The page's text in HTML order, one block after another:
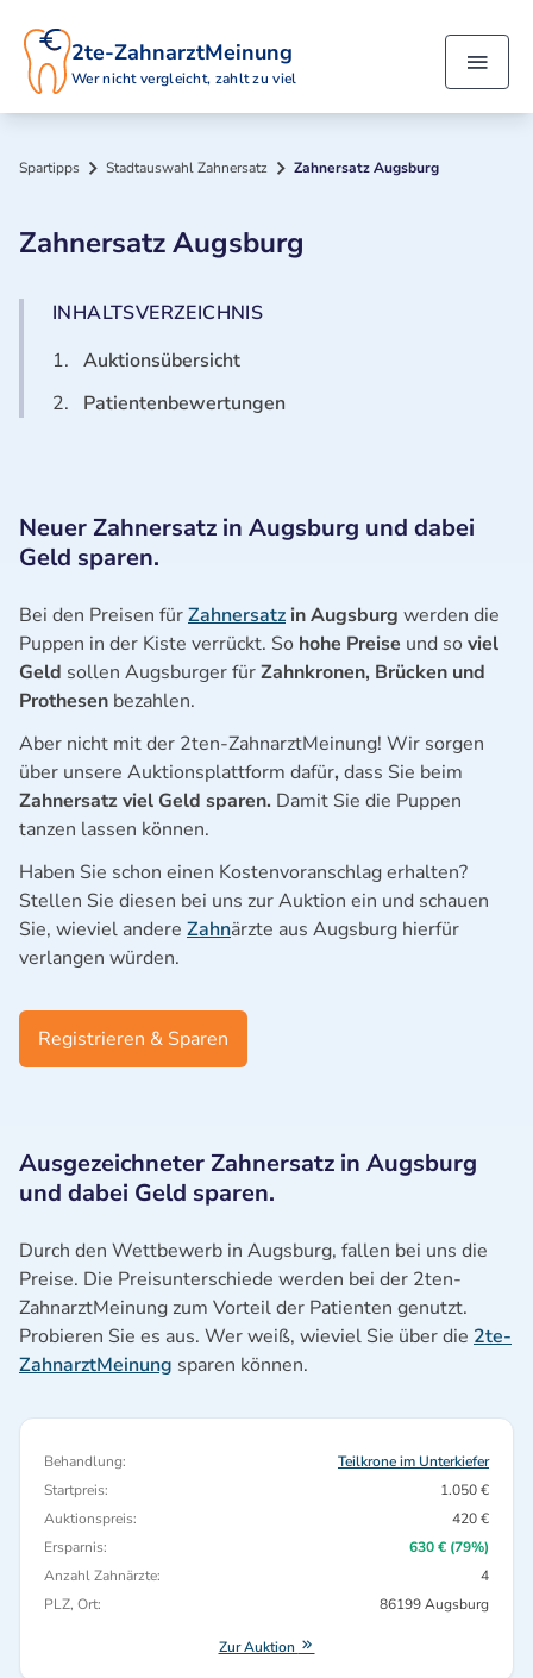
2te-ZahnarztMeinung
Wer nicht vergleicht, zahlt zu viel
Spartipps Stadtauswahl Zahnersatz Zahnersatz Augsburg
Zahnersatz Augsburg
INHALTSVERZEICHNIS
1. Auktionsübersicht
2.
Patientenbewertungen
Neuer Zahnersatz in Augsburg und dabei
Geld sparen.
Bei den Preisen fürZahnersatz in Augsburg werden die
Puppen in der Kiste verrückt. So hohe Preise und so viel
Geld sollen Augsburger fürZahnkronen, Brücken und
Prothesen bezahlen.
Aber nicht mit der 2ten-ZahnarztMeinung! Wir sorgen
über unsere Auktionsplattform dafür, dass Sie beim
Zahnersatz viel Geld sparen. Damit Sie die Puppen
tanzen lassen können.
Haben Sie schon einen Kostenvoranschlag erhalten?
Stellen Sie diesen bei uns zur Auktion ein und schauen
Sie, wieviel andere Zahnärzte aus Augsburg hierfür
verlangen würden.
Registrieren & Sparen
Ausgezeichneter Zahnersatz in Augsburg
und dabei Geld sparen.
Durch den Wettbewerb in Augsburg, fallen bei uns die
Preise. Die Preisunterschiede werden bei der 2ten-
ZahnarztMeinung zum Vorteil der Patienten genutzt.
Probieren Sie es aus. Wer weiß, wieviel Sie über die 2te-
ZahnarztMeinung sparen können.
Behandlung:
Teilkrone im Unterkiefer
Startpreis:
1.050 €
Auktionspreis:
420 €
Ersparnis:
630 € (79%)
Anzahl Zahnärzte:
4
PLZ, Ort:
86199 Augsburg
Zur Auktion